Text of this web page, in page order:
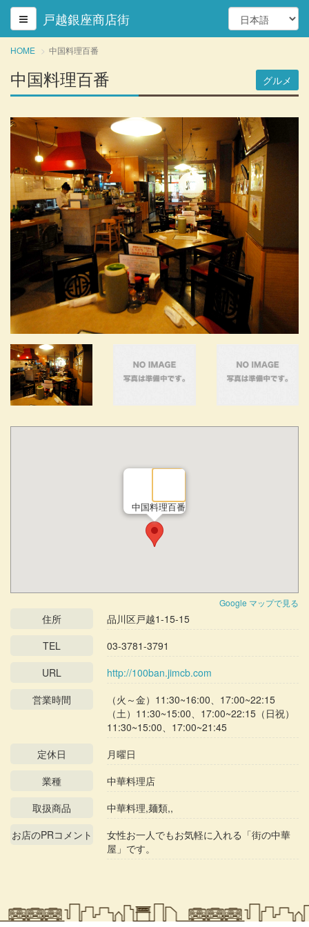
戸越銀座商店街
HOME 中国料理百番
グルメ
中国料理百番
中国料理百番
Google マップで見る
住所
品川区戸越1-15-15
TEL
03-3781-3791
URL
http://100ban.jimcb.com
営業時間
（火～金）11:30~16:00、17:00~22:15
（土）11:30~15:00、17:00~22:15（日祝）
11:30~15:00、17:00~21:45
定休日
月曜日
業種
中華料理店
取扱商品
中華料理,麺類,,
お店のPRコメント
女性お一人でもお気軽に入れる「街の中華
屋」です。